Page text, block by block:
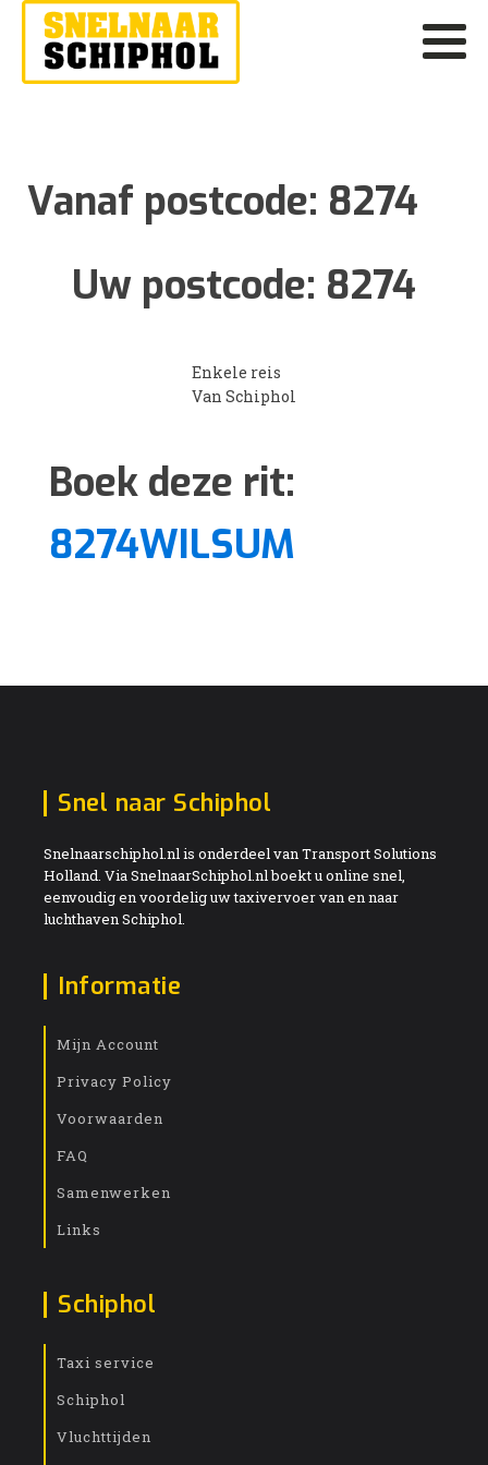
Vanaf postcode: 8274
Uw postcode: 8274
Enkele reis
Van Schiphol
Boek deze rit:
8274WILSUM
Snel naar Schiphol
Snelnaarschiphol.nl is onderdeel van Transport Solutions
Holland. Via SnelnaarSchiphol.nl boekt u online snel,
eenvoudig en voordelig uw taxivervoer van en naar
luchthaven Schiphol.
Informatie
Mijn Account
Privacy Policy
Voorwaarden
FAQ
Samenwerken
Links
Schiphol
Taxi service
Schiphol
Vluchttijden